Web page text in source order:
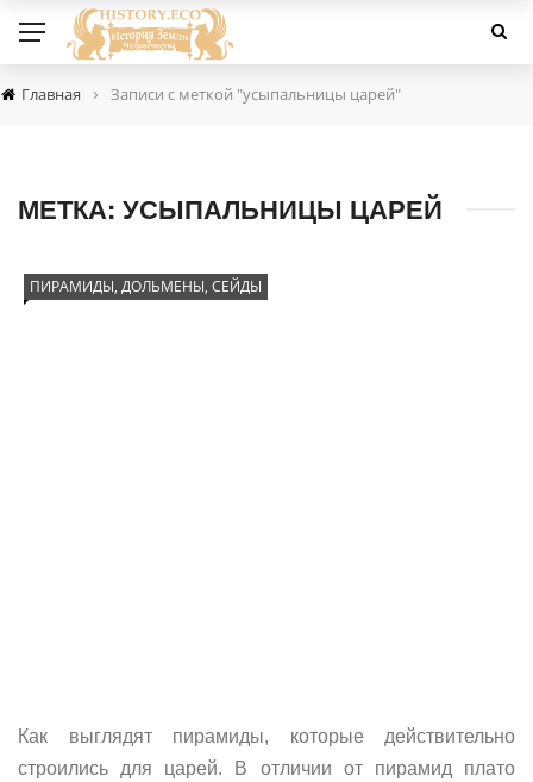
Главная › Записи с меткой "усыпальницы царей"
МЕТКА: УСЫПАЛЬНИЦЫ ЦАРЕЙ
ПИРАМИДЫ, ДОЛЬМЕНЫ, СЕЙДЫ
Как выглядят пирамиды, которые действительно
строились для царей. В отличии от пирамид плато